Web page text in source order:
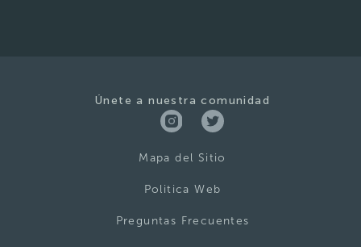
Únete a nuestra comunidad
Mapa del Sitio
Politica Web
Preguntas Frecuentes